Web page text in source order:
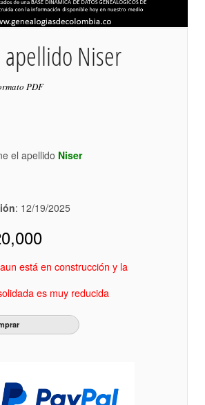
Niser
PDF
el apellido Niser
: 12/19/2025
está en construcción y la
es muy reducida